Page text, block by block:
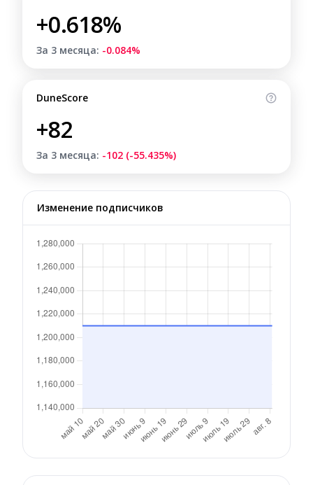
+0.618%
За 3 месяца: -0.084%
DuneScore
+82
За 3 месяца: -102 (-55.435%)
Изменение подписчиков